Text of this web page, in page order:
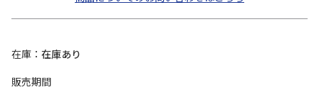
在庫
在庫あり
販売期間